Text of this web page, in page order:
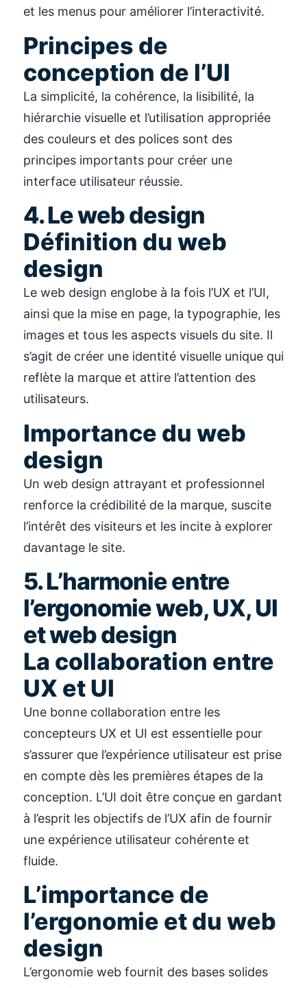
et les menus pour améliorer l’interactivité.
Principes de
conception de l’UI
La simplicité, la cohérence, la lisibilité, la
hiérarchie visuelle et l’utilisation appropriée
des couleurs et des polices sont des
principes importants pour créer une
interface utilisateur réussie.
4. Le web design
Définition du web
design
Le web design englobe à la fois l’UX et l’UI,
ainsi que la mise en page, la typographie, les
images et tous les aspects visuels du site. Il
s’agit de créer une identité visuelle unique qui
reflète la marque et attire l’attention des
utilisateurs.
Importance du web
design
Un web design attrayant et professionnel
renforce la crédibilité de la marque, suscite
l’intérêt des visiteurs et les incite à explorer
davantage le site.
5. L’harmonie entre
l’ergonomie web, UX, UI
et web design
La collaboration entre
UX et UI
Une bonne collaboration entre les
concepteurs UX et UI est essentielle pour
s’assurer que l’expérience utilisateur est prise
en compte dès les premières étapes de la
conception. L’UI doit être conçue en gardant
à l’esprit les objectifs de l’UX afin de fournir
une expérience utilisateur cohérente et
fluide.
L’importance de
l’ergonomie et du web
design
L’ergonomie web fournit des bases solides